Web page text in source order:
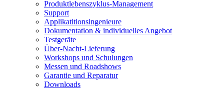
Produktlebenszyklus-Management
Support
Applikatitionsingenieure
Dokumentation & individuelles Angebot
Testgeräte
Über-Nacht-Lieferung
Workshops und Schulungen
Messen und Roadshows
Garantie und Reparatur
Downloads